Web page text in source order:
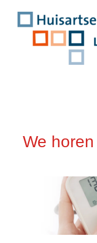
inhoud
We